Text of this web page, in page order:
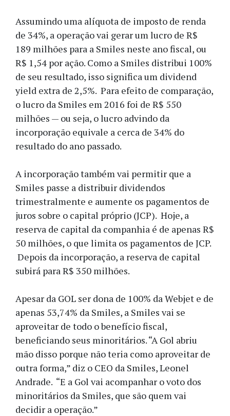
Assumindo uma alíquota de imposto de renda
de 34%, a operação vai gerar um lucro de R$
189 milhões para a Smiles neste ano fiscal, ou
R$ 1,54 por ação. Como a Smiles distribui 100%
de seu resultado, isso significa um dividend
yield extra de 2,5%. Para efeito de comparação,
o lucro da Smiles em 2016 foi de R$ 550
milhões — ou seja, o lucro advindo da
incorporação equivale a cerca de 34% do
resultado do ano passado.
A incorporação também vai permitir que a
Smiles passe a distribuir dividendos
trimestralmente e aumente os pagamentos de
juros sobre o capital próprio (JCP). Hoje, a
reserva de capital da companhia é de apenas R$
50 milhões, o que limita os pagamentos de JCP.
Depois da incorporação, a reserva de capital
subirá para R$ 350 milhões.
Apesar da GOL ser dona de 100% da Webjet e de
apenas 53,74% da Smiles, a Smiles vai se
aproveitar de todo o benefício fiscal,
beneficiando seus minoritários. “A Gol abriu
mão disso porque não teria como aproveitar de
outra forma,” diz o CEO da Smiles, Leonel
Andrade. “E a Gol vai acompanhar o voto dos
minoritários da Smiles, que são quem vai
decidir a operação.”